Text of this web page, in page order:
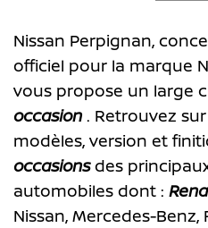
Nissan Perpignan,
officiel pour la marque
vous propose un large
occasion . Retrouvez
modèles, version et
occasionsdes
automobiles dont :
Nissan, Mercedes-Benz,